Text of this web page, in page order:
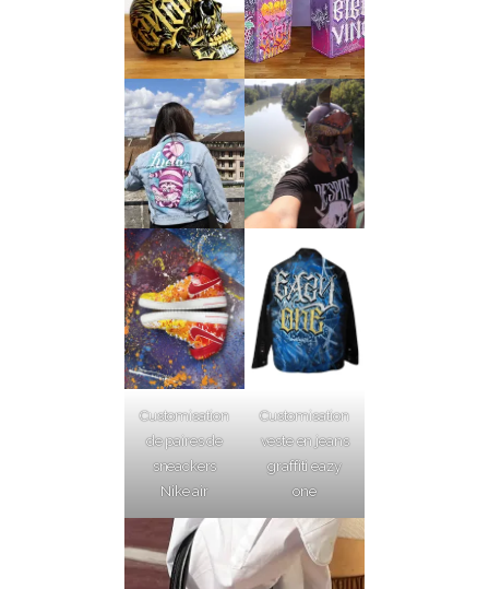
Customisation
de paires de
sneackers
Nike air
Customisation
veste en jeans
graffiti eazy
one